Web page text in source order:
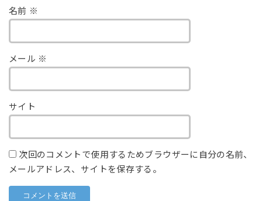
名前 ※
メール ※
サイト
次回のコメントで使用するためブラウザーに自分の名前、
メールアドレス、サイトを保存する。